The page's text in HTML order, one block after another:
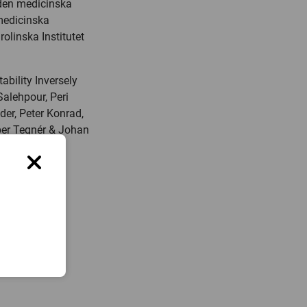
medicinska
Institutet
Inversely
Peri
Peter Konrad,
Tegnér & Johan